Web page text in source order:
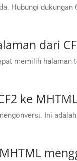
Hubungi
dari
memilih halaman
ke MHTML
Ini